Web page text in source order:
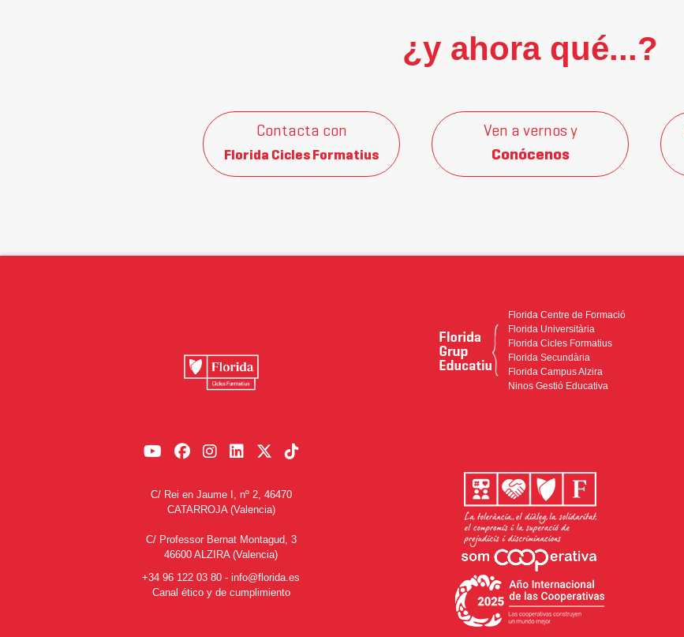
¿y ahora qué...?
Contacta con
Florida Cicles Formatius
Ven a vernos y
Conócenos
C/ Rei en Jaume I, nº 2, 46470
CATARROJA (Valencia)
C/ Professor Bernat Montagud, 3
46600 ALZIRA (Valencia)
+34 96 122 03 80 - info@florida.es
Canal ético y de cumplimiento
Florida Centre de Formació
Florida Universitària
Florida Cicles Formatius
Florida Secundària
Florida Campus Alzira
Ninos Gestió Educativa